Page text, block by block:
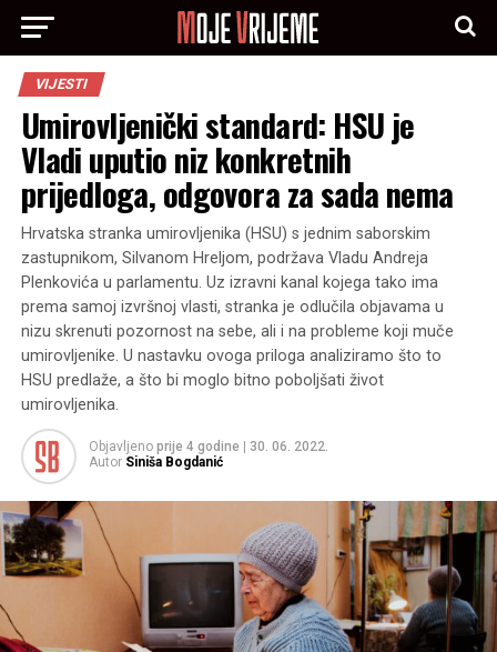
VIJESTI
Umirovljenički standard: HSU je
Vladi uputio niz konkretnih
prijedloga, odgovora za sada nema
Hrvatska stranka umirovljenika (HSU) s jednim saborskim
zastupnikom, Silvanom Hreljom, podržava Vladu Andreja
Plenkovića u parlamentu. Uz izravni kanal kojega tako ima
prema samoj izvršnoj vlasti, stranka je odlučila objavama u
nizu skrenuti pozornost na sebe, ali i na probleme koji muče
umirovljenike. U nastavku ovoga priloga analiziramo što to
HSU predlaže, a što bi moglo bitno poboljšati život
umirovljenika.
Objavljeno prije 4 godine
30. 06. 2022.
Autor Siniša Bogdanić